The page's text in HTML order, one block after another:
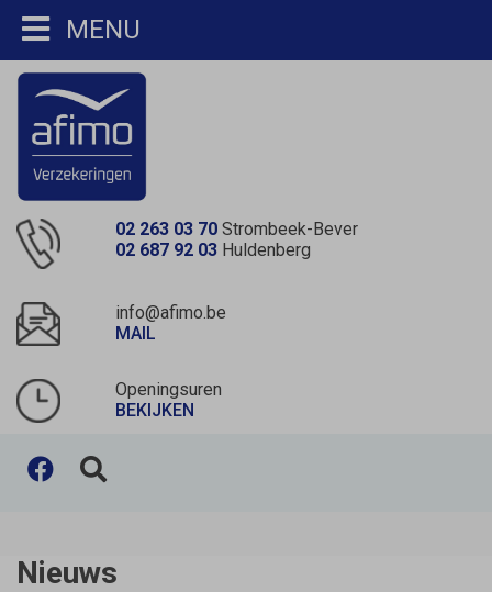
MENU
02 263 03 70 Strombeek-Bever
02 687 92 03 Huldenberg
info@afimo.be
MAIL
Openingsuren
BEKIJKEN
Nieuws